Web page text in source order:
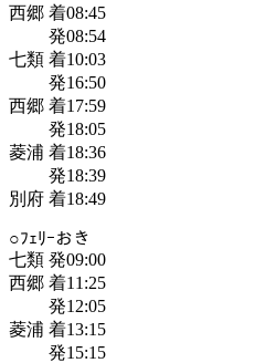
西郷 着08:45
発08:54
七類 着10:03
発16:50
西郷 着17:59
発18:05
菱浦 着18:36
発18:39
別府 着18:49
○ﾌｪﾘｰおき
七類 発09:00
西郷 着11:25
発12:05
菱浦 着13:15
発15:15